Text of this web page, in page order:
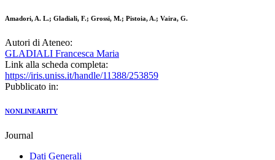
Amadori, A. L.; Gladiali, F.; Grossi, M.; Pistoia, A.; Vaira, G.
Autori di Ateneo:
GLADIALI Francesca Maria
Link alla scheda completa:
https://iris.uniss.it/handle/11388/253859
Pubblicato in:
NONLINEARITY
Journal
Dati Generali